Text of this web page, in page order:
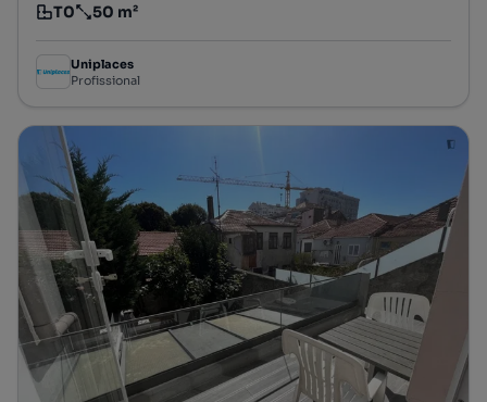
Tipologia
T0
Preço por metro quadrado
50 m²
Uniplaces
Profissional